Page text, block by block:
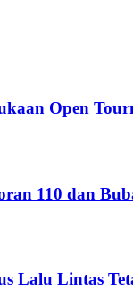
Open
110 dan
Lalu Lintas